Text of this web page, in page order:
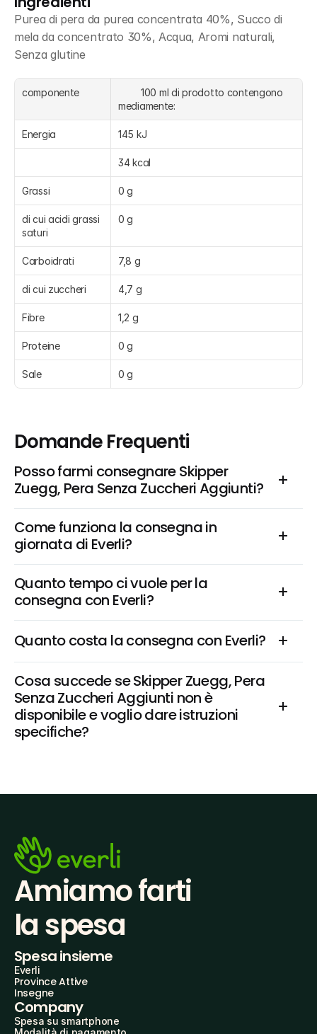
Purea di pera da purea concentrata 40%, Succo di
mela da concentrato 30%, Acqua, Aromi naturali,
Senza glutine
componente
mediamente:
Energia 145 kJ
34 kcal
Grassi 0 g
di cui acidi grassi
saturi
0 g
Carboidrati 7,8 g
di cui zuccheri 4,7 g
Fibre 1,2 g
Proteine 0 g
Sale 0 g
Domande Frequenti
Posso farmi consegnare Skipper
Zuegg, Pera Senza Zuccheri Aggiunti?
Come funziona la consegna in
giornata di Everli?
Quanto tempo ci vuole per la
consegna con Everli?
Quanto costa la consegna con Everli?
Cosa succede se Skipper Zuegg, Pera
Senza Zuccheri Aggiunti non è
disponibile e voglio dare istruzioni
specifiche?
Amiamo farti
la spesa
Spesa insieme
Everli
Province Attive
Insegne
Company
Spesa su smartphone